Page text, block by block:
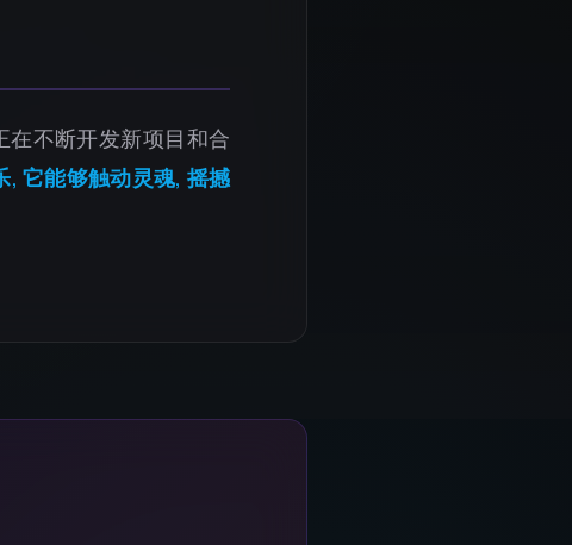
在不断开发新项目和合
, 它能够触动灵魂, 摇撼